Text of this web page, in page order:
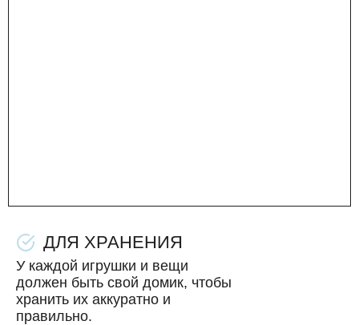
ДЛЯ ХРАНЕНИЯ
У каждой игрушки и вещи
должен быть свой домик, чтобы
хранить их аккуратно и
правильно.